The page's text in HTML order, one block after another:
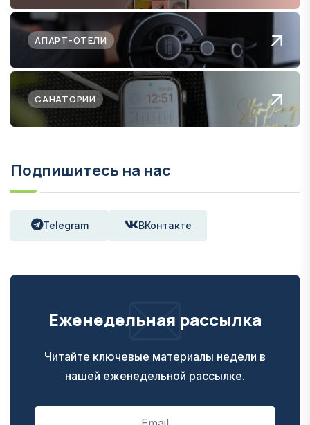
АПАРТ-ОТЕЛИ
САНАТОРИИ
Подпишитесь на нас
Telegram ВКонтакте
Еженедельная рассылка
Читайте ключевые материалы недели в
нашей еженедельной рассылке.